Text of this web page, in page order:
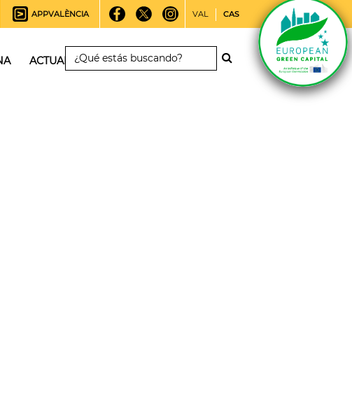
APPVALÈNCIA VAL CAS
ACTUALIDAD